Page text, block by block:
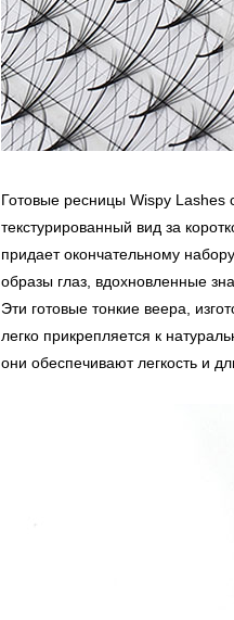
Готовые ресницы Wispy
текстурированный вид за
придает окончательному
образы глаз, вдохновленные
Эти готовые тонкие веера,
легко прикрепляется к
они обеспечивают легкость и